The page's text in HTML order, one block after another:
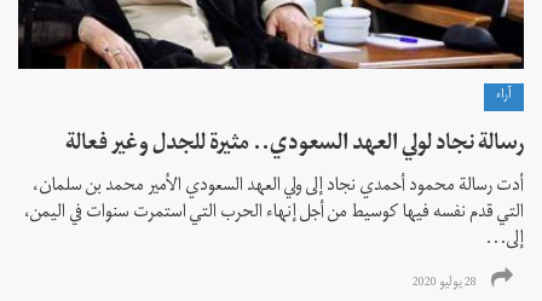
آراء
رسالة نجاد لولي العهد السعودي.. مثيرة للجدل وغير فعالة
أدت رسالة محمود أحمدي نجاد إلى ولي العهد السعودي الأمير محمد بن سلمان،
التي قدم نفسه فيها كوسيط من أجل إنهاء الحرب التي استمرت سنوات في اليمن،
إلى...
28 يوليو 2020